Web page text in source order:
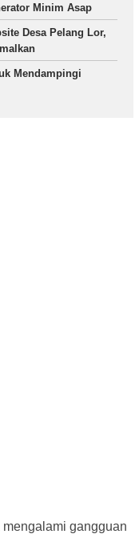
Minim Asap
Desa Pelang Lor,
Mendampingi
gangguan